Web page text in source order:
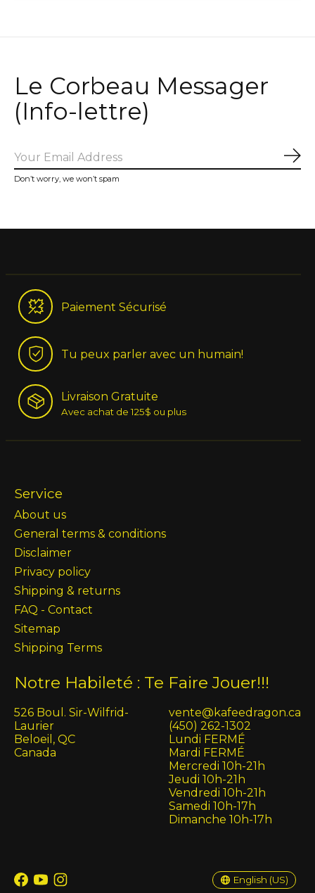
Le Corbeau Messager
(Info-lettre)
Don’t worry, we won’t spam
Paiement Sécurisé
Tu peux parler avec un humain!
Livraison Gratuite
Avec achat de 125$ ou plus
Service
About us
General terms & conditions
Disclaimer
Privacy policy
Shipping & returns
FAQ - Contact
Sitemap
Shipping Terms
Notre Habileté : Te Faire Jouer!!!
526 Boul. Sir-Wilfrid-
Laurier
Beloeil, QC
Canada
vente@kafeedragon.ca
(450) 262-1302
Lundi FERMÉ
Mardi FERMÉ
Mercredi 10h-21h
Jeudi 10h-21h
Vendredi 10h-21h
Samedi 10h-17h
Dimanche 10h-17h
English (US)
English (US)